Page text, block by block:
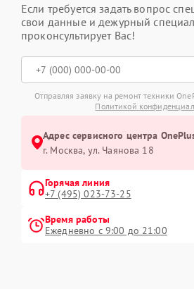
Если требуется задать вопрос
свои данные и дежурный
проконсультирует Вас!
Отправляя заявку на ремонт техники
Политикой
Адрес сервисного центра
г. Москва, ул. Чаянова 18
Горячая линия
+7 (495) 023-73-25
Время работы
Ежедневно с 9:00 до 21:00